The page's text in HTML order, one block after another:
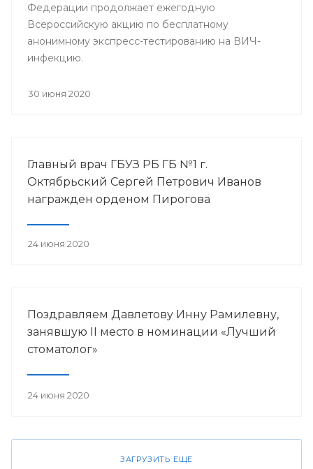
Федерации продолжает ежегодную
Всероссийскую акцию по бесплатному
анонимному экспресс-тестированию на ВИЧ-
инфекцию.
30 июня 2020
Главный врач ГБУЗ РБ ГБ №1 г.
Октябрьский Сергей Петрович Иванов
награжден орденом Пирогова
24 июня 2020
Поздравляем Давлетову Инну Рамилевну,
занявшую II место в номинации «Лучший
стоматолог»
24 июня 2020
ЗАГРУЗИТЬ ЕЩЕ